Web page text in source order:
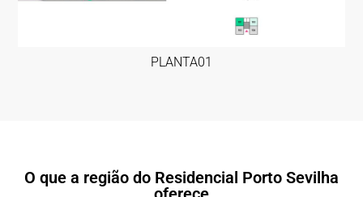
PLANTA01
O que a região do Residencial Porto Sevilha